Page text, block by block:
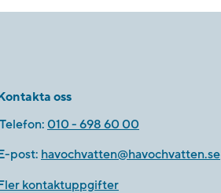
oss
Telefon: 010 - 698 60 00
post: havochvatten@havochvatten.se
kontaktuppgifter